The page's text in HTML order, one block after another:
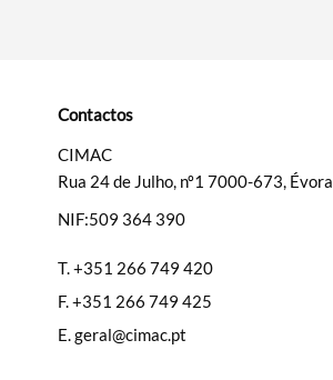
Contactos
CIMAC
Rua 24 de Julho, nº1 7000-673, Évora
NIF:509 364 390
T.+351 266 749 420
F.+351 266 749 425
E.geral@cimac.pt